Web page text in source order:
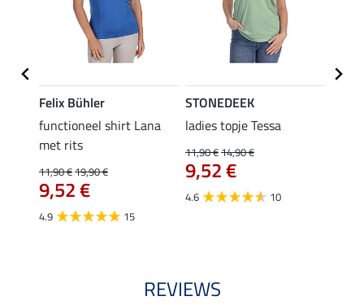
Felix Bühler
functioneel shirt Lana
met rits
11,90 €19,90 €
9,52 €
4.9 15
STONEDEEK
ladies topje Tessa
11,90 €14,90 €
9,52 €
4.6 10
REVIEWS